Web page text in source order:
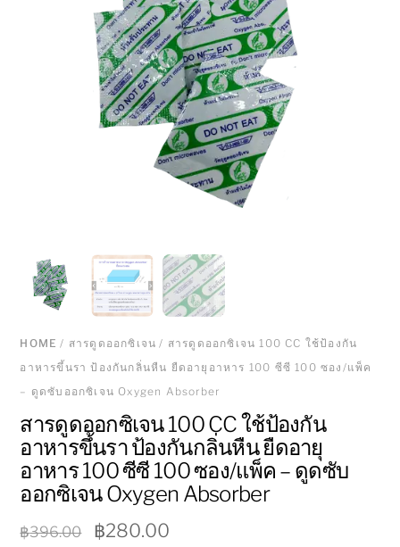
HOME / สารดูดออกซิเจน / สารดูดออกซิเจน 100 CC ใช้ป้องกัน
อาหารขึ้นรา ป้องกันกลิ่นหืน ยืดอายุอาหาร 100 ซีซี 100 ซอง/แพ็ค
– ดูดซับออกซิเจน Oxygen Absorber
สารดูดออกซิเจน 100 CC ใช้ป้องกัน
อาหารขึ้นรา ป้องกันกลิ่นหืน ยืดอายุ
อาหาร 100 ซีซี 100 ซอง/แพ็ค – ดูดซับ
ออกซิเจน Oxygen Absorber
฿396.00
Original
฿280.00Current